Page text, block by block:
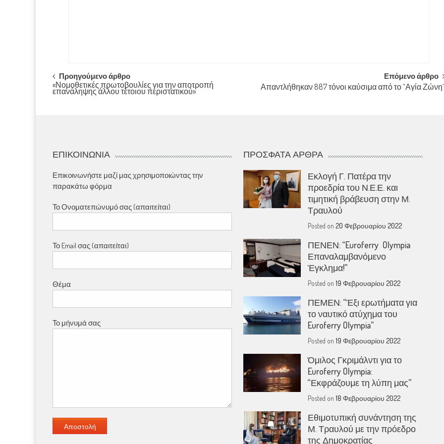
Post
navigation
Προηγούμενο άρθρο
«Νομοθετικές πρωτοβουλίες για την αποτροπή
επανάληψης άλλου τέτοιου περιστατικού»
Επόμενο άρθρο
Απαντλήθηκαν 887 τόνοι καύσιμα από το “Αγία
ΕΠΙΚΟΙΝΩΝΊΑ
Επικοινωνήστε μαζί μας χρησιμοποιώντας την
παρακάτω φόρμα
Το Ονοματεπώνυμό σας (απαιτείται)
Το Email σας (απαιτείται)
Θέμα
Το μήνυμά σας
ΠΡΌΣΦΑΤΑ ΆΡΘΡΑ
Εκλογή Γ. Πατέρα την
προεδρία του Ν.Ε.Ε. και
τιμητική βράβευση στην Μ.
Τραυλού
Posted on20 Φεβρουαρίου 2022
ΠΕΝΕΝ: “Euroferry Olympia
Επαναλαμβανόμενο
Έγκλημα!”
Posted on19 Φεβρουαρίου 2022
ΠΕΜΕΝ: “Έξι ερωτήματα για
το ναυτικό ατύχημα του
Euroferry Olympia”
Posted on19 Φεβρουαρίου 2022
Όμιλος Γκριμάλντι για το
Euroferry Olympia:
“Εκφράζουμε τη λύπη μας”
Posted on18 Φεβρουαρίου 2022
Εθιμοτυπική συνάντηση της
Μ. Τραυλού με την πρόεδρο
της Δημοκρατίας